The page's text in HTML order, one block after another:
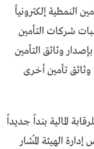
النمطية إلكترونياً
شركات التأمين
وثائق التأمين
وثائق تأمين أخرى
المالية بنداً جديداً
الهيئة المُشار